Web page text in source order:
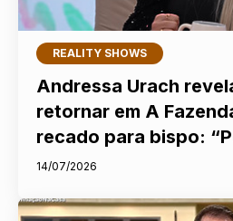
REALITY SHOWS
Andressa Urach
retornar em A
recado para bispo:
14/07/2026